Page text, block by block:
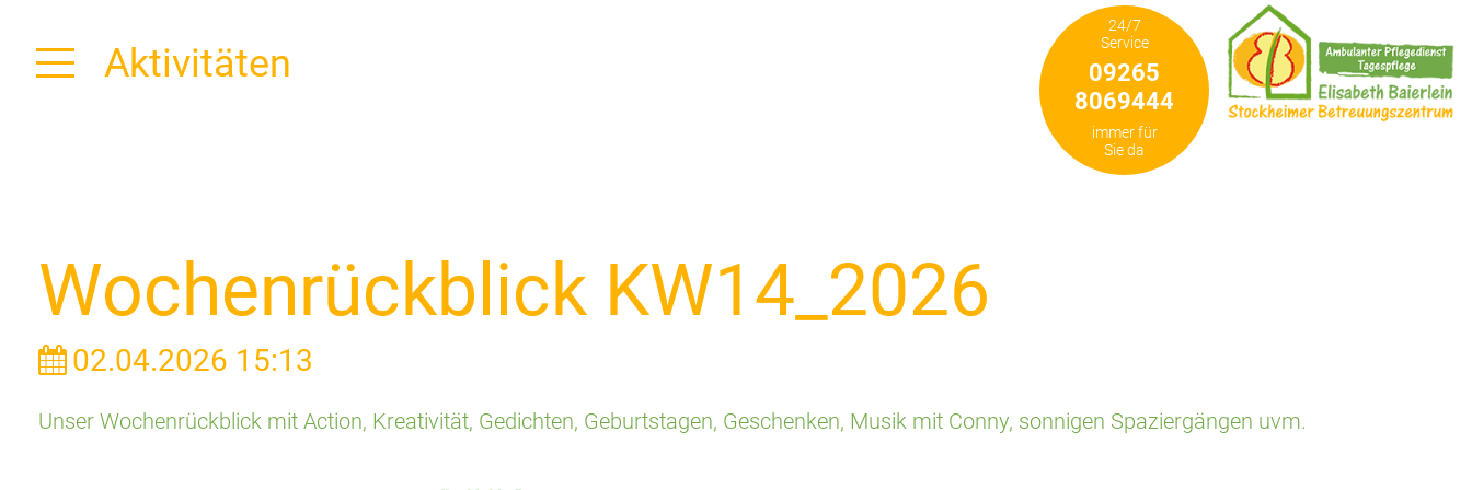
24/7
Service
09265
8069444
immer für
Sie da
Aktivitäten
Wochenrückblick KW14_2026
02.04.2026 15:13
Unser Wochenrückblick mit Action, Kreativität, Gedichten, Geburtstagen, Geschenken, Musik mit Conny, sonnigen Spaziergängen uvm.